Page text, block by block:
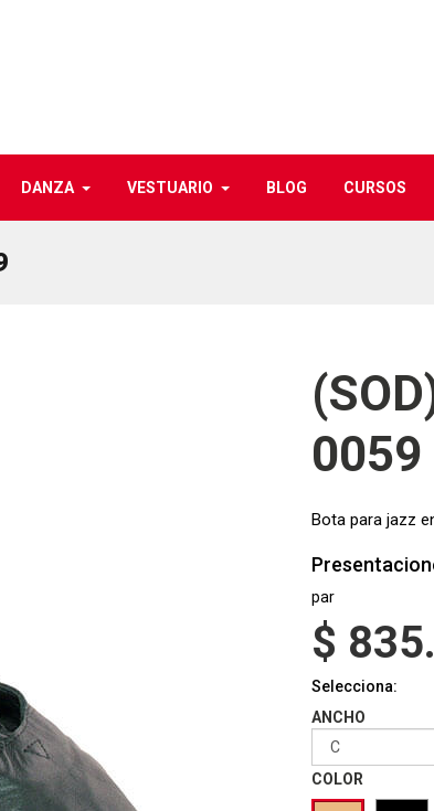
DANZA VESTUARIO BLOG CURSOS
0059
Bota para jazz
par
$
Selecciona:
ANCHO
COLOR